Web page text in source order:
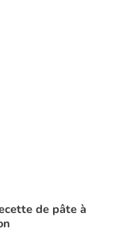
de pâte à